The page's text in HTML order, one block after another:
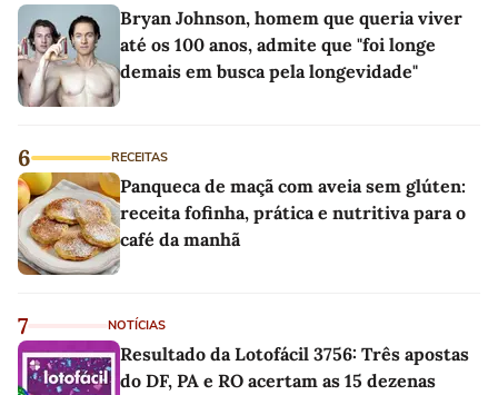
Bryan Johnson, homem que queria viver
até os 100 anos, admite que "foi longe
demais em busca pela longevidade"
6 RECEITAS
Panqueca de maçã com aveia sem glúten:
receita fofinha, prática e nutritiva para o
café da manhã
7 NOTÍCIAS
Resultado da Lotofácil 3756: Três apostas
do DF, PA e RO acertam as 15 dezenas